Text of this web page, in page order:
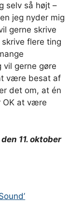
selv så højt –
jeg nyder mig
gerne skrive
flere ting
vil gerne gøre
være besat af
det om, at én
OK at være
11. oktober